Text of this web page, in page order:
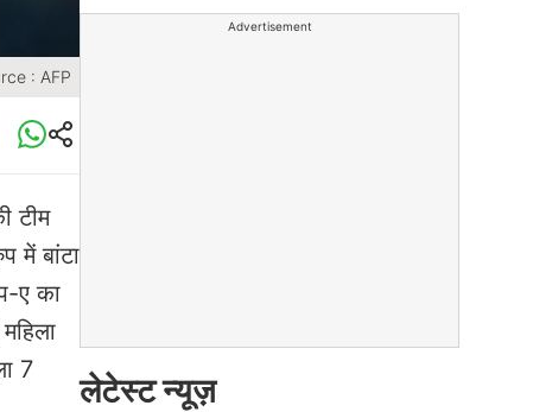
: AFP
टीम
में बांटा
ए का
7
Advertisement
लेटेस्ट न्यूज़